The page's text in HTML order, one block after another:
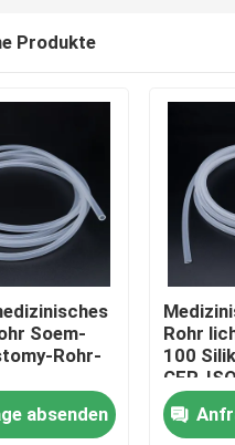
Produkte
Soem-
Rohr-
absenden
Rohr
100
CER-ISO